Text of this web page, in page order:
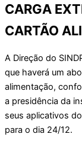
CARGA
CARTÃO
A Direção do
que haverá um
alimentação,
a presidência da
seus aplicativos
para o dia 24/12.